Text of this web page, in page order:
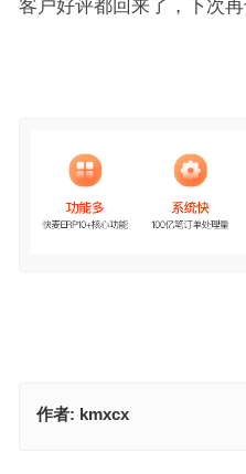
客户好评都回来了，下次
作者: kmxcx